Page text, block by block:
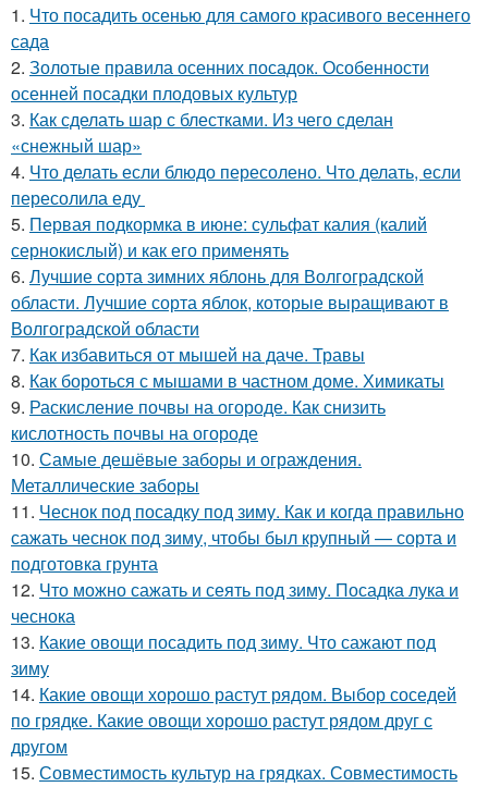
1. Что посадить осенью для самого красивого весеннего
сада
2. Золотые правила осенних посадок. Особенности
осенней посадки плодовых культур
3. Как сделать шар с блестками. Из чего сделан
«снежный шар»
4. Что делать если блюдо пересолено. Что делать, если
пересолила еду
5. Первая подкормка в июне: сульфат калия (калий
сернокислый) и как его применять
6. Лучшие сорта зимних яблонь для Волгоградской
области. Лучшие сорта яблок, которые выращивают в
Волгоградской области
7. Как избавиться от мышей на даче. Травы
8. Как бороться с мышами в частном доме. Химикаты
9. Раскисление почвы на огороде. Как снизить
кислотность почвы на огороде
10. Самые дешёвые заборы и ограждения.
Металлические заборы
11. Чеснок под посадку под зиму. Как и когда правильно
сажать чеснок под зиму, чтобы был крупный — сорта и
подготовка грунта
12. Что можно сажать и сеять под зиму. Посадка лука и
чеснока
13. Какие овощи посадить под зиму. Что сажают под
зиму
14. Какие овощи хорошо растут рядом. Выбор соседей
по грядке. Какие овощи хорошо растут рядом друг с
другом
15. Совместимость культур на грядках. Совместимость